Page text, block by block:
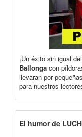
¡Un éxito sin igual
Ballonga con
llevaran por
para nuestros
El humor de